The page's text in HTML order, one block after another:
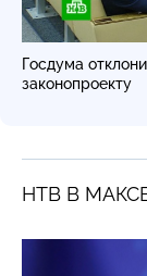
Госдума
законопроекту
НТВ В